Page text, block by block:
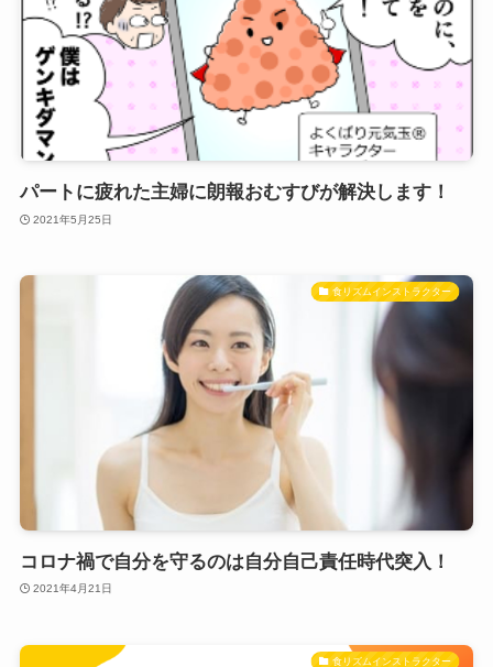
パートに疲れた主婦に朗報おむすびが解決します！
2021年5月25日
食リズムインストラクター
コロナ禍で自分を守るのは自分自己責任時代突入！
2021年4月21日
食リズムインストラクター